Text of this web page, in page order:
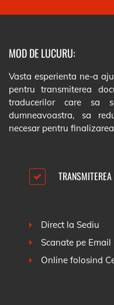
MOD DE LUCURU:
Vasta esperienta ne-a
pentru transmiterea
traducerilor care sa
dumneavoastra, sa
necesar pentru
Direct la Sediu
Scanate pe Email
Online folosind